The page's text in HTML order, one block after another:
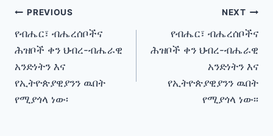
Post
navigation
PREVIOUS
የብሔር፣ ብሔረሰቦችና
ሕዝቦች ቀን ህብረ-ብሔራዊ
አንድነትን እና
የኢትዮጵያዊያንን ዉበት
የሚያጎላ ነው፡
NEXT
የብሔር፣ ብሔረሰቦችና
ሕዝቦች ቀን ህብረ-ብሔራዊ
አንድነትን እና
የኢትዮጵያዊያንን ዉበት
የሚያጎላ ነው፡፡